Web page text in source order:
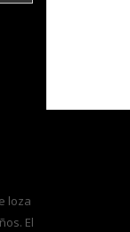
loza
El